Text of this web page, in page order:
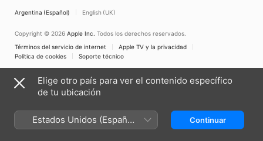
Argentina (Español) English (UK)
Copyright © 2026 Apple Inc. Todos los derechos reservados.
Términos del servicio de internet
Apple TV y la privacidad
Política de cookies
Soporte técnico
Elige otro país para ver el contenido específico
de tu ubicación
Estados Unidos (Español
México)
Continuar